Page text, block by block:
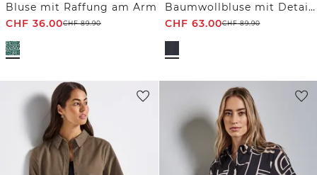
Bluse mit Raffung am Arm
CHF 36.00CHF89.90
Baumwollbluse mit Details
CHF 63.00CHF89.90